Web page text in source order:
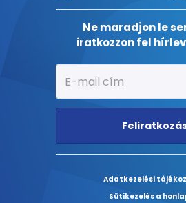
Ne maradjon le
iratkozzon fel
Adatkezelési
Sütikezelés a